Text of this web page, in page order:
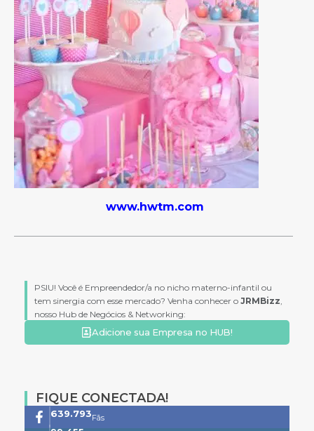
www.hwtm.com
PSIU! Você é Empreendedor/a no nicho materno-infantil ou
tem sinergia com esse mercado? Venha conhecer o JRMBizz,
nosso Hub de Negócios & Networking:
Adicione sua Empresa no HUB!
FIQUE CONECTADA!
761.659Fãs